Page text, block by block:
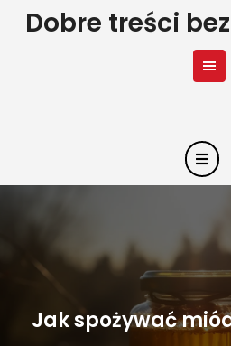
SkipDobre treści
Jak spożywać